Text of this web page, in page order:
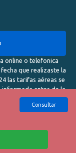
Consultar
online o telefonica
que realizaste la
las tarifas aéreas se
antes de la
aquí